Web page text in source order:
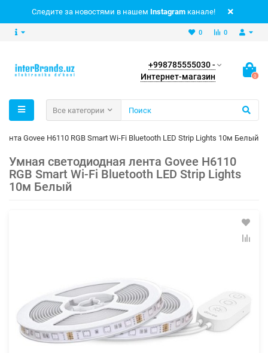
Следите за новостями в нашем Instagram канале!
0
0
+998785555030 -
Интернет-магазин
0
Все категории
Govee H6110 RGB Smart Wi-Fi Bluetooth LED Strip Lights 10м Белый
Умная светодиодная лента Govee H6110
RGB Smart Wi-Fi Bluetooth LED Strip Lights
10м Белый